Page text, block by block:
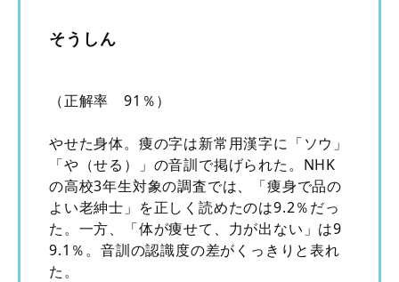
そうしん
（正解率 91％）
やせた身体。痩の字は新常用漢字に「ソウ」
「や（せる）」の音訓で掲げられた。NHK
の高校3年生対象の調査では、「痩身で品の
よい老紳士」を正しく読めたのは9.2％だっ
た。一方、「体が痩せて、力が出ない」は9
9.1％。音訓の認識度の差がくっきりと表れ
た。